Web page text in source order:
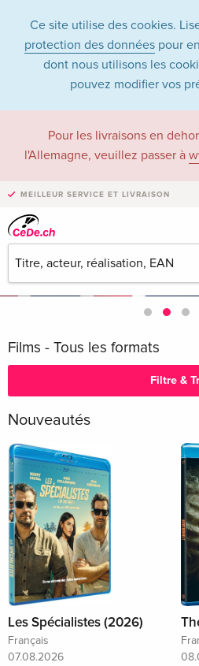
Ce site utilise des cookies.
protection des données pour
dont nous utilisons les
pouvez modifier vos
Pour les livraisons en
l'Allemagne, veuillez passer à
MEILLEUR SERVICE ET LIVRAISON
Films - Tous les formats
Filtre &
Nouveautés
Les Spécialistes (2026)
Français
07.08.2026